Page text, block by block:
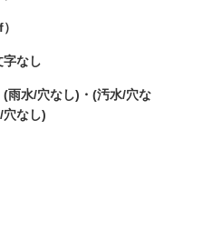
字なし
雨水/穴なし)・ (汚水/穴な
穴なし)